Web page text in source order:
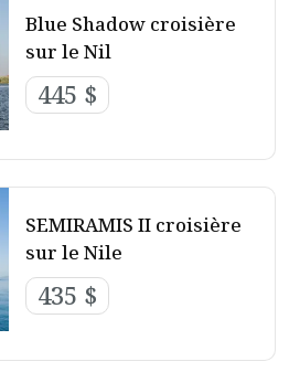
par les Pharaons.
et Assouanvous fera voyager du
long de ce véritable fil de vie.
en croisière sur le Nil
Blue Shadow croisière
sur le Nil
445 $
SEMIRAMIS II croisière
sur le Nile
435 $